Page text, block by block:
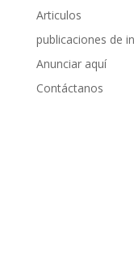
Articulos
publicaciones de
Anunciar aquí
Contáctanos